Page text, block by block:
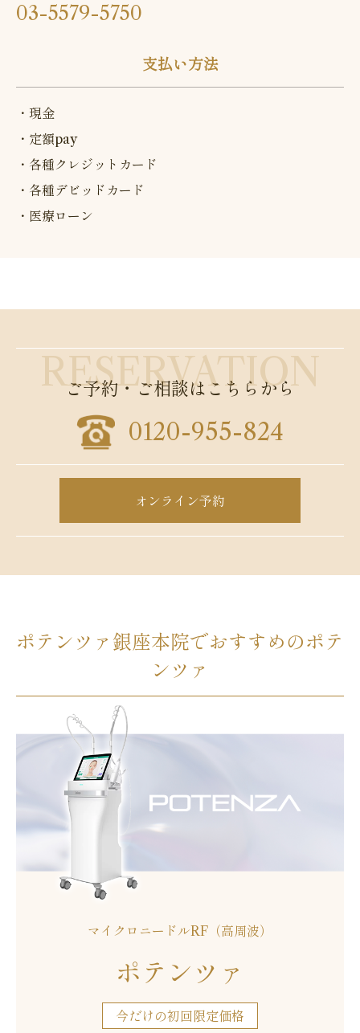
03-5579-5750
支払い方法
・現金
・定額pay
・各種クレジットカード
・各種デビッドカード
・医療ローン
ご予約・ご相談はこちらから
0120-955-824
オンライン予約
ポテンツァ銀座本院でおすすめのポテ
ンツァ
マイクロニードルRF（高周波）
ポテンツァ
今だけの初回限定価格